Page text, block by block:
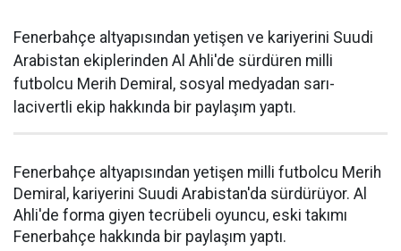
Fenerbahçe altyapısından yetişen ve kariyerini Suudi
Arabistan ekiplerinden Al Ahli'de sürdüren milli
futbolcu Merih Demiral, sosyal medyadan sarı-
lacivertli ekip hakkında bir paylaşım yaptı.
Fenerbahçe altyapısından yetişen milli futbolcu Merih
Demiral, kariyerini Suudi Arabistan'da sürdürüyor. Al
Ahli'de forma giyen tecrübeli oyuncu, eski takımı
Fenerbahçe hakkında bir paylaşım yaptı.